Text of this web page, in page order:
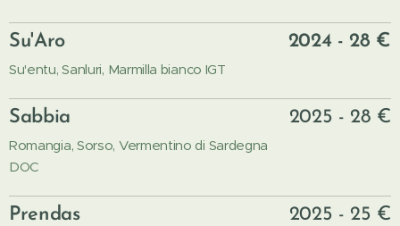
Su'Aro
Su'entu, Sanluri, Marmilla bianco IGT
2024 - 28 €
Sabbia
Romangia, Sorso, Vermentino di Sardegna
DOC
2025 - 28 €
Prendas 2025 - 25 €